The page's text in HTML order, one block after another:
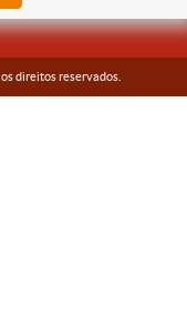
os direitos reservados.